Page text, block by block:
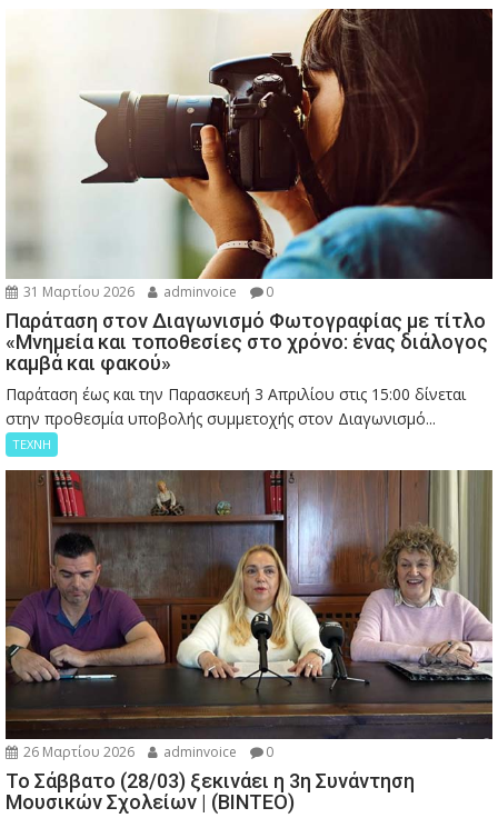
31 Μαρτίου 2026 adminvoice 0
Παράταση στον Διαγωνισμό Φωτογραφίας με τίτλο
«Μνημεία και τοποθεσίες στο χρόνο: ένας διάλογος
καμβά και φακού»
Παράταση έως και την Παρασκευή 3 Απριλίου στις 15:00 δίνεται
στην προθεσμία υποβολής συμμετοχής στον Διαγωνισμό...
ΤΕΧΝΗ
26 Μαρτίου 2026 adminvoice 0
Το Σάββατο (28/03) ξεκινάει η 3η Συνάντηση
Μουσικών Σχολείων | (ΒΙΝΤΕΟ)